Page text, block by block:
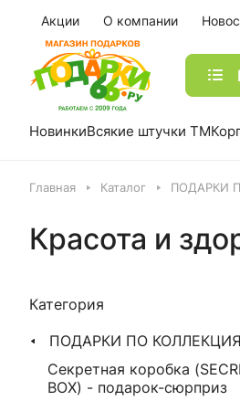
Акции О компании
НовинкиВсякие штучки ТМ
Главная Каталог ПОДАРКИ
Красота и
Категория
ПОДАРКИ ПО
Секретная коробка
BOX) - подарок-сюрприз